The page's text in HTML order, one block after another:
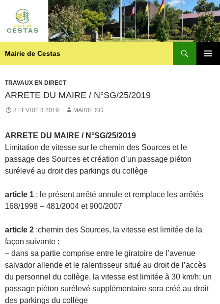
Mairie de Cestas
CONTENU
TRAVAUX EN DIRECT
ARRETE DU MAIRE / N°SG/25/2019
8 FÉVRIER 2019 MAIRIE SG
ARRETE DU MAIRE / N°SG/25/2019
Limitation de vitesse sur le chemin des Sources et le
passage des Sources et création d’un passage piéton
surélevé au droit des parkings du collège
article 1 : le présent arrêté annule et remplace les arrêtés
168/1998 – 481/2004 et 900/2007
article 2 :chemin des Sources, la vitesse est limitée de la
façon suivante :
– dans sa partie comprise entre le giratoire de l’avenue
salvador allende et le ralentisseur situé au droit de l’accès
du personnel du collège, la vitesse est limitée à 30 km/h; un
passage piéton surélevé supplémentaire sera créé au droit
des parkings du collège